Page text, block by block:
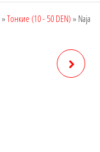
»Тонкие (10 - 50 DEN) » Naja